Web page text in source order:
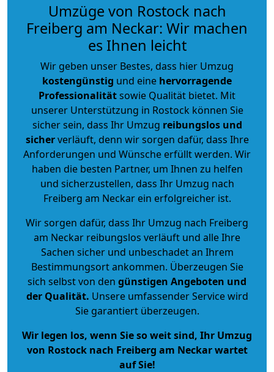
Umzüge von Rostock nach
Freiberg am Neckar: Wir machen
es Ihnen leicht
Wir geben unser Bestes, dass hier Umzug
kostengünstig und eine hervorragende
Professionalitätsowie Qualität bietet. Mit
unserer Unterstützung in Rostock können Sie
sicher sein, dass Ihr Umzug reibungslos und
sicherverläuft, denn wir sorgen dafür, dass Ihre
Anforderungen und Wünsche erfüllt werden. Wir
haben die besten Partner, um Ihnen zu helfen
und sicherzustellen, dass Ihr Umzug nach
Freiberg am Neckar ein erfolgreicher ist.
Wir sorgen dafür, dass Ihr Umzug nach Freiberg
am Neckar reibungslos verläuft und alle Ihre
Sachen sicher und unbeschadet an Ihrem
Bestimmungsort ankommen. Überzeugen Sie
sich selbst von den günstigen Angeboten und
der Qualität. Unsere umfassender Service wird
Sie garantiert überzeugen.
Wir legen los, wenn Sie so weit sind, Ihr Umzug
von Rostock nach Freiberg am Neckar wartet
auf Sie!